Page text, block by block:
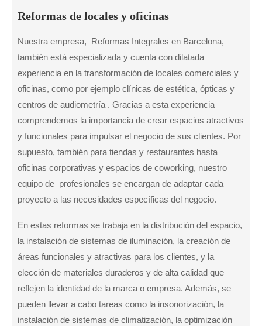
Reformas de locales y oficinas
Nuestra empresa, Reformas Integrales en Barcelona,
también está especializada y cuenta con dilatada
experiencia en la transformación de locales comerciales y
oficinas, como por ejemplo clínicas de estética, ópticas y
centros de audiometría . Gracias a esta experiencia
comprendemos la importancia de crear espacios atractivos
y funcionales para impulsar el negocio de sus clientes. Por
supuesto, también para tiendas y restaurantes hasta
oficinas corporativas y espacios de coworking, nuestro
equipo de profesionales se encargan de adaptar cada
proyecto a las necesidades específicas del negocio.
En estas reformas se trabaja en la distribución del espacio,
la instalación de sistemas de iluminación, la creación de
áreas funcionales y atractivas para los clientes, y la
elección de materiales duraderos y de alta calidad que
reflejen la identidad de la marca o empresa. Además, se
pueden llevar a cabo tareas como la insonorización, la
instalación de sistemas de climatización, la optimización